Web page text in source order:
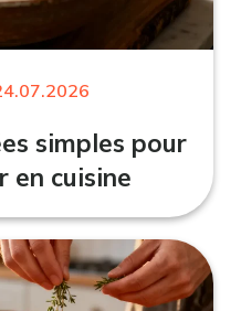
simples pour
en cuisine